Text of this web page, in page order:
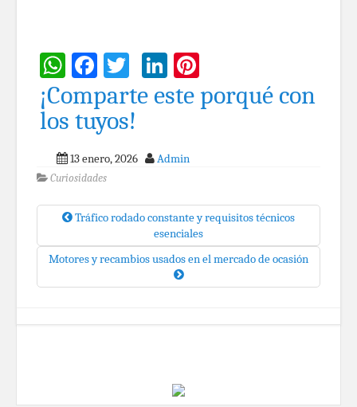
WhatsApp
Facebook
TwitterLinkedIn
¡Comparte este porqué con
los tuyos!
13 enero, 2026 Admin
Curiosidades
Tráfico rodado constante y requisitos técnicos
esenciales
Motores y recambios usados en el mercado de ocasión